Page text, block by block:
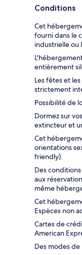
Conditions
Cet
fourni dans le
industrielle ou
entièrement
Les fêtes et
strictement
Possibilité de
Dormez sur
extincteur et
Cet
orientations
friendly).
Des
aux
même
Cet
Espèces non
Cartes de
American
Des modes